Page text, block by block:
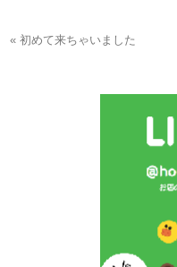
« 初めて来ちゃいました